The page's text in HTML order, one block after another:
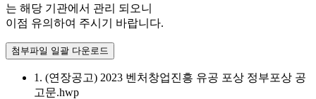
는 해당 기관에서 관리 되오니
이점 유의하여 주시기 바랍니다.
첨부파일 일괄 다운로드
1. (연장공고) 2023 벤처창업진흥 유공 포상 정부포상 공
고문.hwp